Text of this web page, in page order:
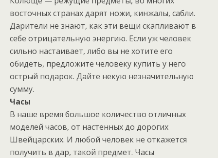
восточных странах дарят ножи, кинжалы, сабли.
Дарители не знают, как эти вещи скапливают в
себе отрицательную энергию. Если уж человек
сильно настаивает, либо вы не хотите его
обидеть, предложите человеку купить у него
острый подарок. Дайте некую незначительную
сумму.
Часы
В наше время большое количество отличных
моделей часов, от настенных до дорогих
Швейцарских. И любой человек не откажется
получить в дар, такой предмет. Часы